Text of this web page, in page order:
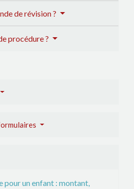
de révision ?
procédure ?
pour un enfant : montant,